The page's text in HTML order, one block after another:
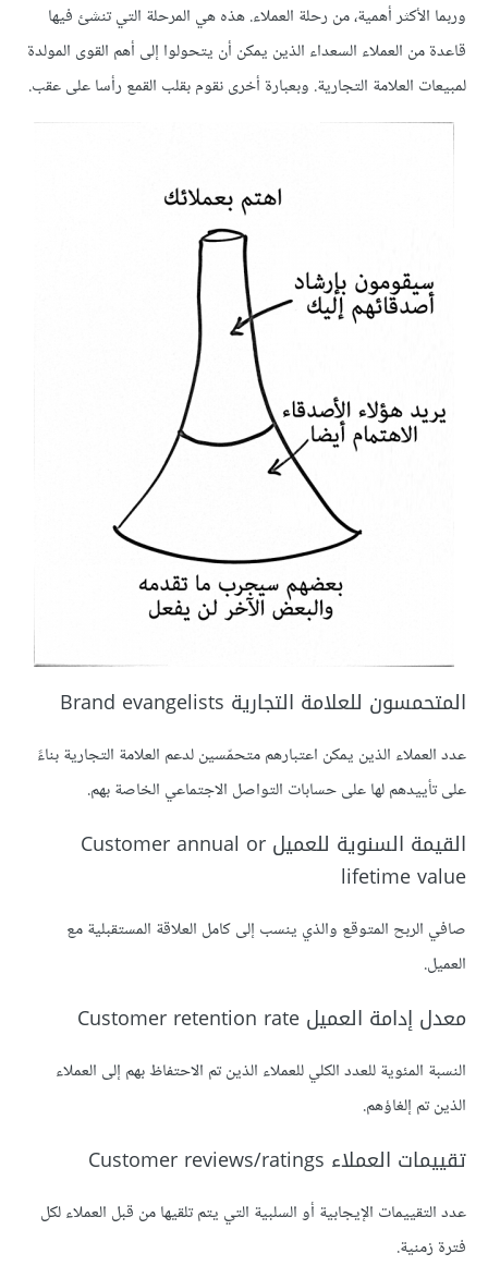
وربما الأكثر أهمية، من رحلة العملاء. هذه هي المرحلة التي تنشئ فيها
قاعدة من العملاء السعداء الذين يمكن أن يتحولوا إلى أهم القوى المولدة
لمبيعات العلامة التجارية. وبعبارة أخرى نقوم بقلب القمع رأسا على عقب.
المتحمسون للعلامة التجارية Brand evangelists
عدد العملاء الذين يمكن اعتبارهم متحمّسين لدعم العلامة التجارية بناءً
على تأييدهم لها على حسابات التواصل الاجتماعي الخاصة بهم.
القيمة السنوية للعميل Customer annual or
lifetime value
صافي الربح المتوقع والذي ينسب إلى كامل العلاقة المستقبلية مع
العميل.
معدل إدامة العميل Customer retention rate
النسبة المئوية للعدد الكلي للعملاء الذين تم الاحتفاظ بهم إلى العملاء
الذين تم إلغاؤهم.
تقييمات العملاء Customer reviews/ratings
عدد التقييمات الإيجابية أو السلبية التي يتم تلقيها من قبل العملاء لكل
فترة زمنية.